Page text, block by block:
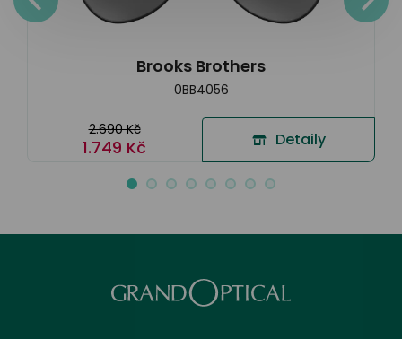
Brooks Brothers
0BB4056
2.690 Kč
1.749 Kč Detaily